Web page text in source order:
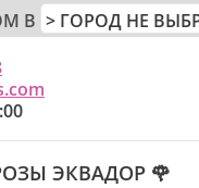
В
ЭКВАДОР 🌹